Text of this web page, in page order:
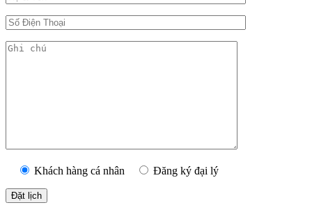
Khách hàng cá nhân Đăng ký đại lý